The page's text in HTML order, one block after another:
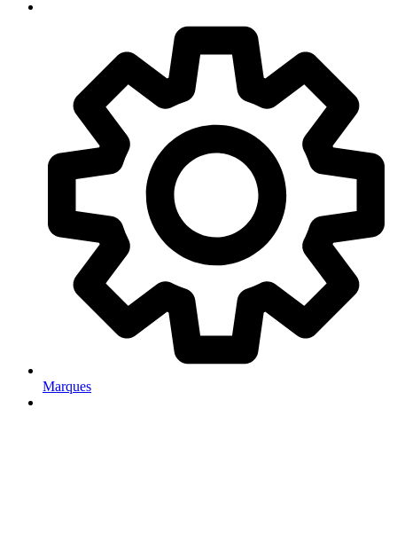
Marques